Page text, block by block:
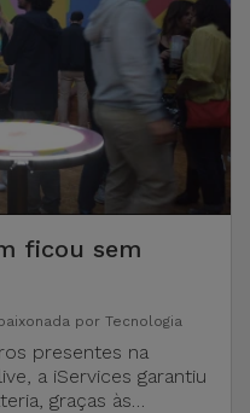
ficou sem
por Tecnologia
presentes na
a iServices garantiu
graças às